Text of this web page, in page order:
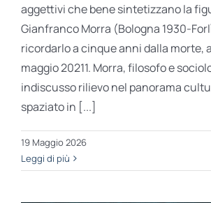
aggettivi che bene sintetizzano la
Gianfranco Morra (Bologna 1930-
ricordarlo a cinque anni dalla morte,
maggio 20211. Morra, filosofo e
indiscusso rilievo nel panorama
spaziato in [...]
19 Maggio 2026
Leggi di più